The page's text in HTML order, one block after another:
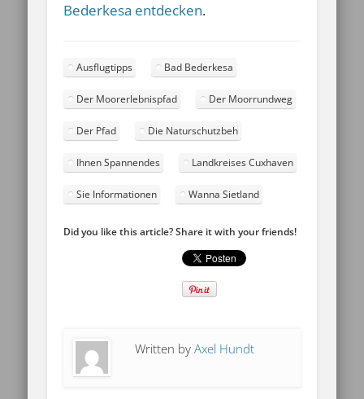
Bederkesa entdecken.
Ausflugtipps Bad Bederkesa
Der Moorerlebnispfad Der Moorrundweg
Der Pfad Die Naturschutzbeh
Ihnen Spannendes Landkreises Cuxhaven
Sie Informationen Wanna Sietland
Did you like this article? Share it with your friends!
Written byAxel Hundt